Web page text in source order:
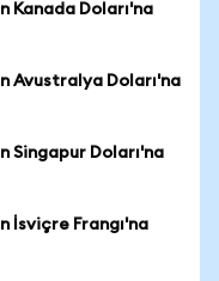
Kanada Doları'na
Avustralya Doları'na
Singapur Doları'na
İsviçre Frangı'na